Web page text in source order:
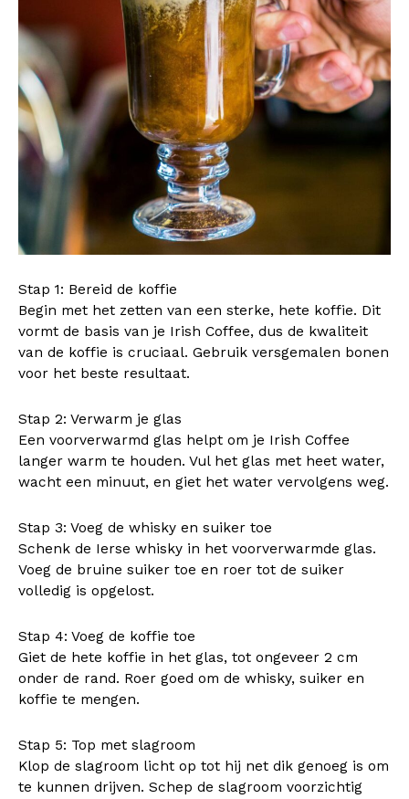
Stap 1: Bereid de koffie
Begin met het zetten van een sterke, hete koffie. Dit
vormt de basis van je Irish Coffee, dus de kwaliteit
van de koffie is cruciaal. Gebruik versgemalen bonen
voor het beste resultaat.
Stap 2: Verwarm je glas
Een voorverwarmd glas helpt om je Irish Coffee
langer warm te houden. Vul het glas met heet water,
wacht een minuut, en giet het water vervolgens weg.
Stap 3: Voeg de whisky en suiker toe
Schenk de Ierse whisky in het voorverwarmde glas.
Voeg de bruine suiker toe en roer tot de suiker
volledig is opgelost.
Stap 4: Voeg de koffie toe
Giet de hete koffie in het glas, tot ongeveer 2 cm
onder de rand. Roer goed om de whisky, suiker en
koffie te mengen.
Stap 5: Top met slagroom
Klop de slagroom licht op tot hij net dik genoeg is om
te kunnen drijven. Schep de slagroom voorzichtig